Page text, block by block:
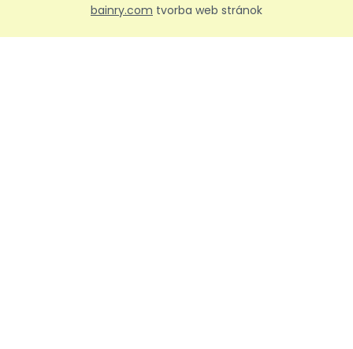
bainry.com tvorba web stránok